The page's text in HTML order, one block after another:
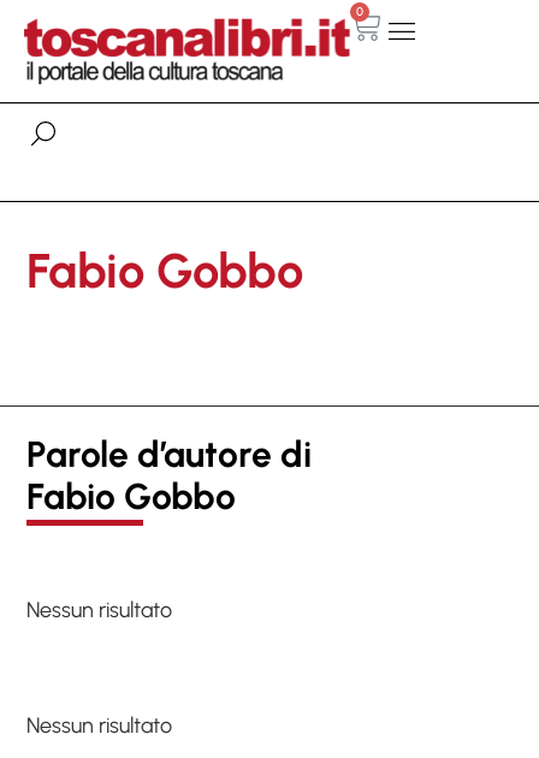
0
Fabio Gobbo
Parole d’autore di
Fabio Gobbo
Nessun risultato
Nessun risultato